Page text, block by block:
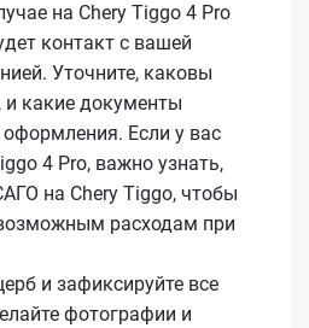
на Chery Tiggo 4 Pro
контакт с вашей
Уточните, каковы
какие документы
Если у вас
4 Pro, важно узнать,
на Chery Tiggo, чтобы
расходам при
и зафиксируйте все
фотографии и